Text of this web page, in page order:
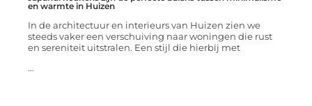
en warmte in Huizen
In de architectuur en interieurs van Huizen zien we
steeds vaker een verschuiving naar woningen die rust
en sereniteit uitstralen. Een stijl die hierbij met
...